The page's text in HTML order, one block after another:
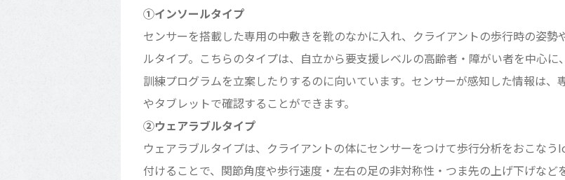
①インソールタイプ
センサーを搭載した専用の中敷きを靴のなかに入れ、クライアントの歩行時の姿
ルタイプ。こちらのタイプは、自立から要支援レベルの高齢者・障がい者を中心に
訓練プログラムを立案したりするのに向いています。センサーが感知した情報は
やタブレットで確認することができます。
②ウェアラブルタイプ
ウェアラブルタイプは、クライアントの体にセンサーをつけて歩行分析をおこな
付けることで、関節角度や歩行速度・左右の足の非対称性・つま先の上げ下げな